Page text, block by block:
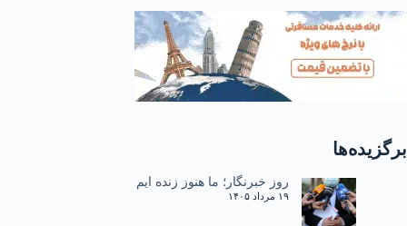
برگزیده‌ها
روز خبرنگار؛ ما هنوز زنده ایم
۱۹ مرداد ۱۴۰۵